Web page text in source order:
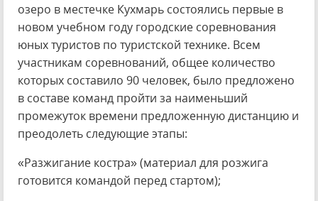
озеро в местечке Кухмарь состоялись первые в
новом учебном году городские соревнования
юных туристов по туристской технике. Всем
участникам соревнований, общее количество
которых составило 90 человек, было предложено
в составе команд пройти за наименьший
промежуток времени предложенную дистанцию и
преодолеть следующие этапы:
«Разжигание костра» (материал для розжига
готовится командой перед стартом);